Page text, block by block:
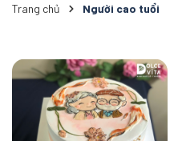
Trang chủ Người cao tuổi